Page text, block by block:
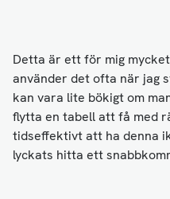
Detta är ett för mig
använder det ofta när jag
kan vara lite bökigt om
flytta en tabell att få med
tidseffektivt att ha denna
lyckats hitta ett